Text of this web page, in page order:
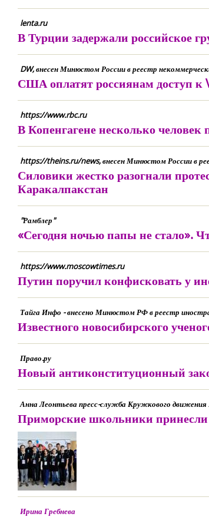
lenta.ru
В Турции задержали российское
DW, внесен Минюстом России в реестр
США оплатят россиянам доступ к
https://www.rbc.ru
В Копенгагене несколько человек
https://theins.ru/news, внесен Минюстом России в
Силовики жестко разогнали
Каракалпакстан
"Рамблер"
«Сегодня ночью папы не стало».
https://www.moscowtimes.ru
Путин поручил конфисковать у
Тайга Инфо - внесено Минюстом РФ в реестр
Известного новосибирского
Право.ру
Новый антиконституционный
Анна Леонтьева пресс-служба Кружкового
Приморские школьники принесли
Ирина Гребнева